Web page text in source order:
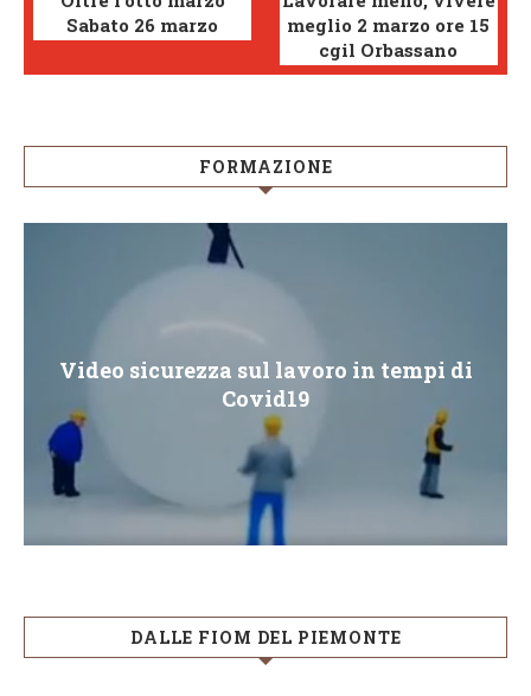
Sabato 26 marzo
meglio 2 marzo ore 15
cgil Orbassano
FORMAZIONE
Video sicurezza sul lavoro in tempi di
Covid19
DALLE FIOM DEL PIEMONTE